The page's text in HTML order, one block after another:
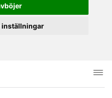
inställningar